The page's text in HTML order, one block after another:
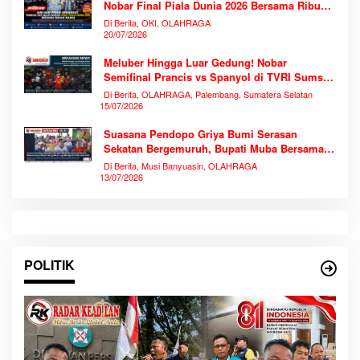
Nobar Final Piala Dunia 2026 Bersama Ribuan
Warga
Di Berita, OKI, OLAHRAGA
20/07/2026
Meluber Hingga Luar Gedung! Nobar
Semifinal Prancis vs Spanyol di TVRI Sumsel
Memecahkan Rekor Antusiasme
Di Berita, OLAHRAGA, Palembang, Sumatera Selatan
15/07/2026
Suasana Pendopo Griya Bumi Serasan
Sekatan Bergemuruh, Bupati Muba Bersama
Ribuan Warga Nobar Laga Bersejarah Piala
Dunia 2026
Di Berita, Musi Banyuasin, OLAHRAGA
13/07/2026
POLITIK